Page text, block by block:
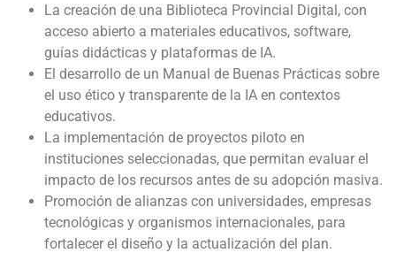
La creación de una Biblioteca Provincial Digital, con
acceso abierto a materiales educativos, software,
guías didácticas y plataformas de IA.
El desarrollo de un Manual de Buenas Prácticas sobre
el uso ético y transparente de la IA en contextos
educativos.
La implementación de proyectos piloto en
instituciones seleccionadas, que permitan evaluar el
impacto de los recursos antes de su adopción masiva.
Promoción de alianzas con universidades, empresas
tecnológicas y organismos internacionales, para
fortalecer el diseño y la actualización del plan.